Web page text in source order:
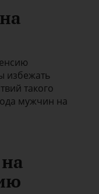
избежать
такого
мужчин на